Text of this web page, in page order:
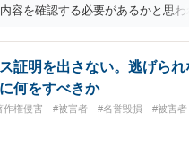
容を確認する必要があるかと思
証明を出さない。逃げられ
何をすべきか
作権侵害 #被害者 #名誉毀損
#被害者